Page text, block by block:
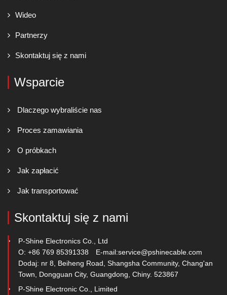
Wideo
Partnerzy
Skontaktuj się z nami
Wsparcie
Dlaczego wybraliście nas
Proces zamawiania
O próbkach
Jak zapłacić
Jak transportować
Skontaktuj się z nami
P-Shine Electronics Co., Ltd
O: +86 769 85391338
E-mail:service@pshinecable.com
Dodaj: nr 8, Beiheng Road, Shangsha Community, Chang'an
Town, Dongguan City, Guangdong, Chiny. 523867
P-Shine Electronic Co., Limited